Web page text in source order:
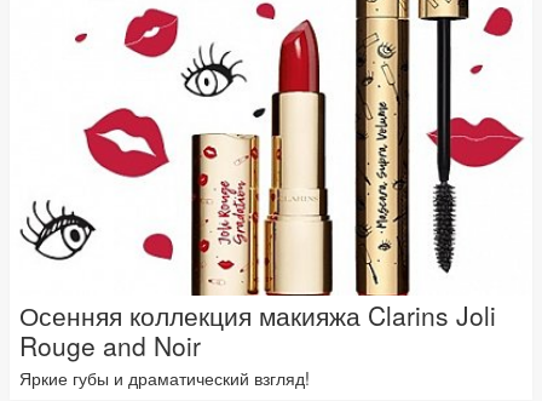
Осенняя коллекция макияжа Clarins Joli
Rouge and Noir
Яркие губы и драматический взгляд!